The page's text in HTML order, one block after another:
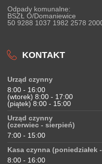
Odpady komunalne:
BSZŁ O/Domaniewice
50 9288 1037 1982 2578
KONTAKT
Urząd czynny
8:00 - 16:00
(wtorek) 8:00 - 17:00
(piątek) 8:00 - 15:00
Urząd czynny
(czerwiec - sierpień)
7:00 - 15:00
Kasa czynna (poniedziałek
8:00 - 16:00